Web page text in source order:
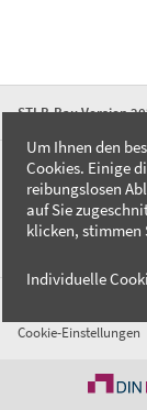
STLB-Bau Version
FAQ
Kontakt
Cookie-Einstellungen
Um Ihnen den
Cookies. Einige
reibungslosen
auf Sie
klicken, stimmen
Individuelle